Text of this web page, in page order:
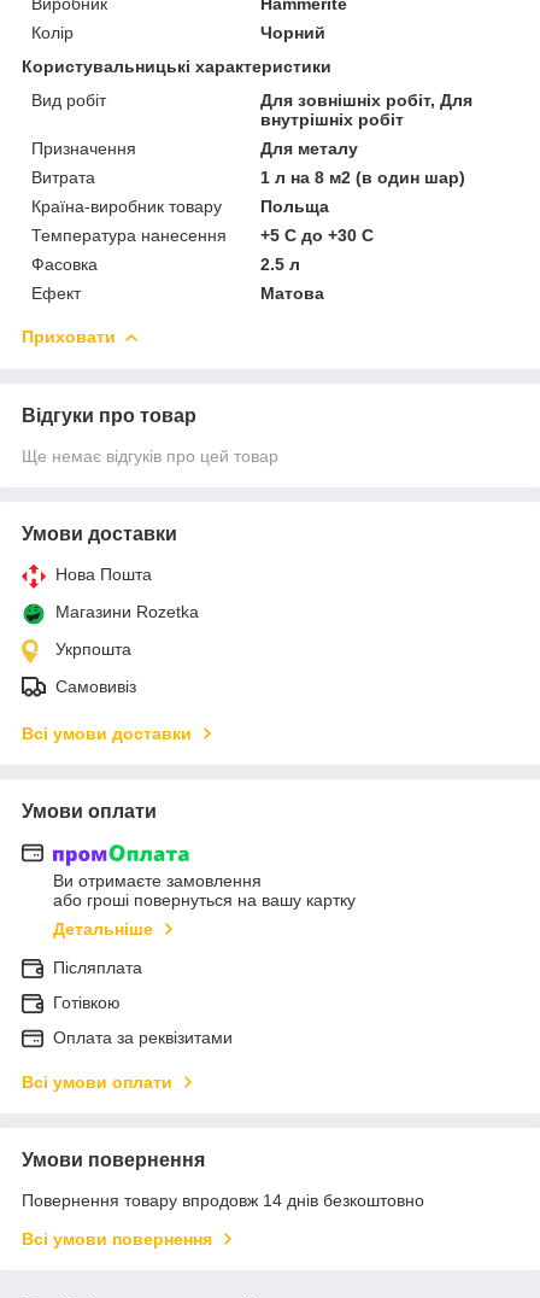
Колір
Чорний
Користувальницькі характеристики
Вид робіт
Для зовнішніх робіт, Для
внутрішніх робіт
Призначення
Для металу
Витрата
1 л на 8 м2 (в один шар)
Країна-виробник товару
Польща
Температура нанесення
+5 С до +30 С
Фасовка
2.5 л
Ефект
Матова
Приховати
Відгуки про товар
Ще немає відгуків про цей товар
Умови доставки
Нова Пошта
Магазини Rozetka
Укрпошта
Самовивіз
Всі умови доставки
Умови оплати
Ви отримаєте замовлення
або гроші повернуться на вашу картку
Детальніше
Післяплата
Готівкою
Оплата за реквізитами
Всі умови оплати
Умови повернення
Повернення товару впродовж 14 днів безкоштовно
Всі умови повернення